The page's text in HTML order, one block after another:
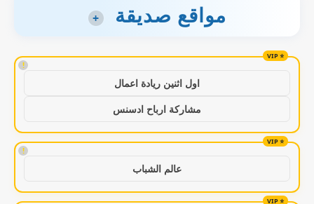
مواقع صديقة +
!
اول اثنين ريادة اعمال
مشاركة ارباح ادسنس
!
عالم الشباب